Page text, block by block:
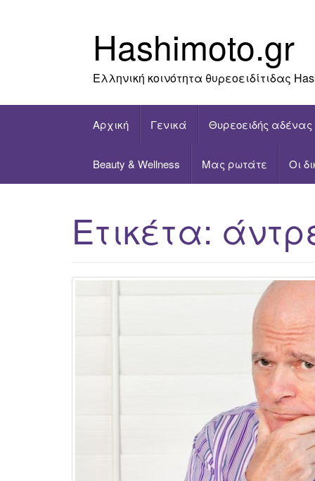
Hashimoto.gr
Ελληνική κοινότητα θυρεοειδίτιδας
Αρχική Γενικά Θυρεοειδής αδένας
Beauty & Wellness Μας ρωτάτε Οι
Ετικέτα: